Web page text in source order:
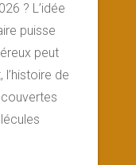
? L’idée
puisse
peut
de